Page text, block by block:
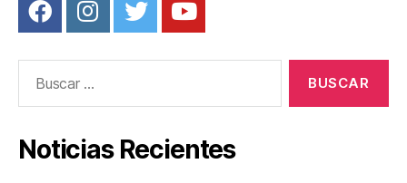
Noticias Recientes